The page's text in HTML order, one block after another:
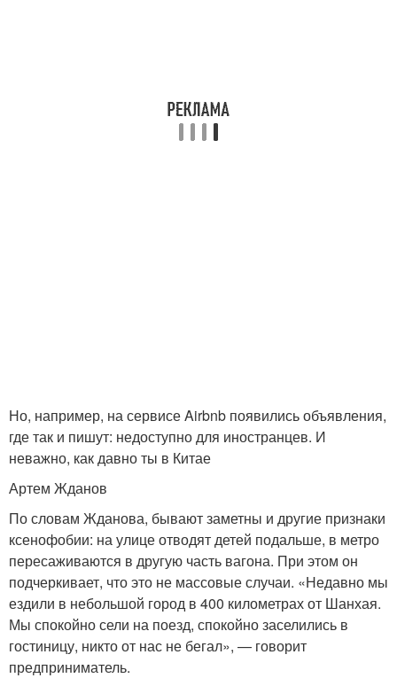
Но, например, на сервисе Airbnb появились объявления,
где так и пишут: недоступно для иностранцев. И
неважно, как давно ты в Китае
Артем Жданов
По словам Жданова, бывают заметны и другие признаки
ксенофобии: на улице отводят детей подальше, в метро
пересаживаются в другую часть вагона. При этом он
подчеркивает, что это не массовые случаи. «Недавно мы
ездили в небольшой город в 400 километрах от Шанхая.
Мы спокойно сели на поезд, спокойно заселились в
гостиницу, никто от нас не бегал», — говорит
предприниматель.